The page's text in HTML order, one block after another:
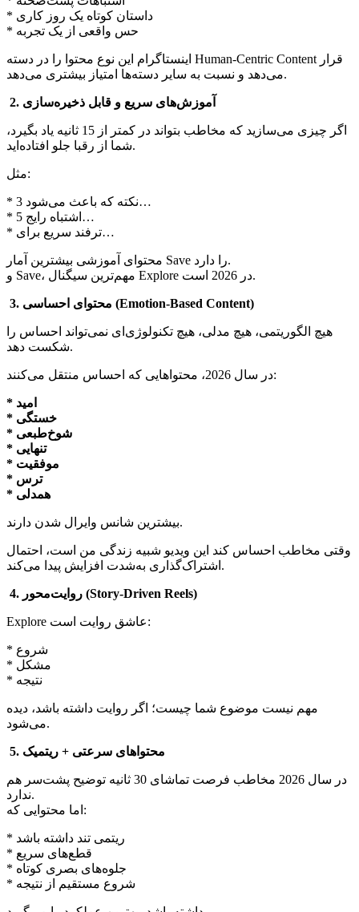
* داستان کوتاه یک روز کاری
* حس واقعی از یک تجربه
اینستاگرام این نوع محتوا را در دسته Human-Centric Content قرار
می‌دهد و نسبت به سایر دسته‌ها امتیاز بیشتری می‌دهد.
2. آموزش‌های سریع و قابل ذخیره‌سازی
اگر چیزی می‌سازید که مخاطب بتواند در کمتر از 15 ثانیه یاد بگیرد،
شما از رقبا جلو افتاده‌اید.
مثل:
* 3 نکته که باعث می‌شود…
* 5 اشتباه رایج…
* ترفند سریع برای…
محتوای آموزشی بیشترین آمار Save را دارد.
و Save، مهم‌ترین سیگنال Explore در 2026 است.
3. محتوای احساسی (Emotion-Based Content)
هیچ الگوریتمی، هیچ مدلی، هیچ تکنولوژی‌ای نمی‌تواند احساس را
شکست دهد.
در سال 2026، محتواهایی که احساس منتقل می‌کنند:
* امید
* خستگی
* شوخ‌طبعی
* تنهایی
* موفقیت
* ترس
* همدلی
بیشترین شانس وایرال شدن دارند.
وقتی مخاطب احساس کند این ویدیو شبیه زندگی من است، احتمال
اشتراک‌گذاری به‌شدت افزایش پیدا می‌کند.
4. روایت‌محور (Story-Driven Reels)
Explore عاشق روایت است:
* شروع
* مشکل
* نتیجه
مهم نیست موضوع شما چیست؛ اگر روایت داشته باشد، دیده
می‌شود.
5. محتواهای سرعتی + ریتمیک
در سال 2026 مخاطب فرصت تماشای 30 ثانیه توضیح پشت‌سر هم
ندارد.
اما محتوایی که:
* ریتمی تند داشته باشد
* قطع‌های سریع
* جلوه‌های بصری کوتاه
* شروع مستقیم از نتیجه